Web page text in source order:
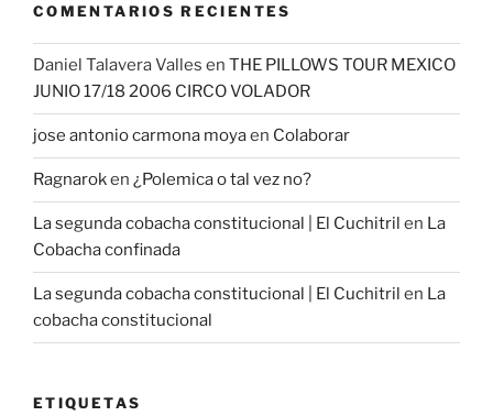
COMENTARIOS RECIENTES
Daniel Talavera Valles en THE PILLOWS TOUR MEXICO
JUNIO 17/18 2006 CIRCO VOLADOR
jose antonio carmona moyaen Colaborar
Ragnaroken ¿Polemica o tal vez no?
La segunda cobacha constitucional | El Cuchitril en La
Cobacha confinada
La segunda cobacha constitucional | El Cuchitril en La
cobacha constitucional
ETIQUETAS